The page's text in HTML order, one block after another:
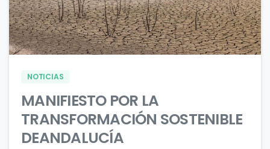
0 0
NOTICIAS
MANIFIESTO POR LA
TRANSFORMACIÓN SOSTENIBLE
DEANDALUCÍA